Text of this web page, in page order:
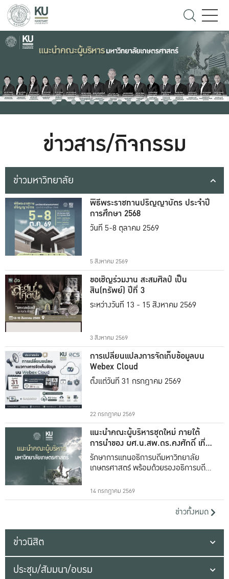
ข่าวสาร/กิจกรรม
ข่าวมหาวิทยาลัย
พิธีพระราชทานปริญญาบัตร ประจำปี
การศึกษา 2568
วันที่ 5-8 ตุลาคม 2569
5 สิงหาคม 2569
ขอเชิญร่วมงาน สะสมศิลป์ เป็น
สิน(ทรัพย์) ปีที่ 3
ระหว่างวันที่ 13 - 15 สิงหาคม 2569
3 สิงหาคม 2569
การเปลี่ยนแปลงการจัดเก็บข้อมูลบน
Webex Cloud
ตั้งแต่วันที่ 31 กรกฎาคม 2569
22 กรกฎาคม 2569
แนะนำคณะผู้บริหารชุดใหม่ ภายใต้
การนำของ ผศ.น.สพ.ดร.คงศักดิ์ เที่ยง
ธรรม
รักษาการแทนอธิการบดีมหาวิทยาลัย
เกษตรศาสตร์ พร้อมด้วยรองอธิการบดีทั้ง
14 กรกฎาคม 2569
ข่าวทั้งหมด
ข่าวนิสิต
ประชุม/สัมมนา/อบรม